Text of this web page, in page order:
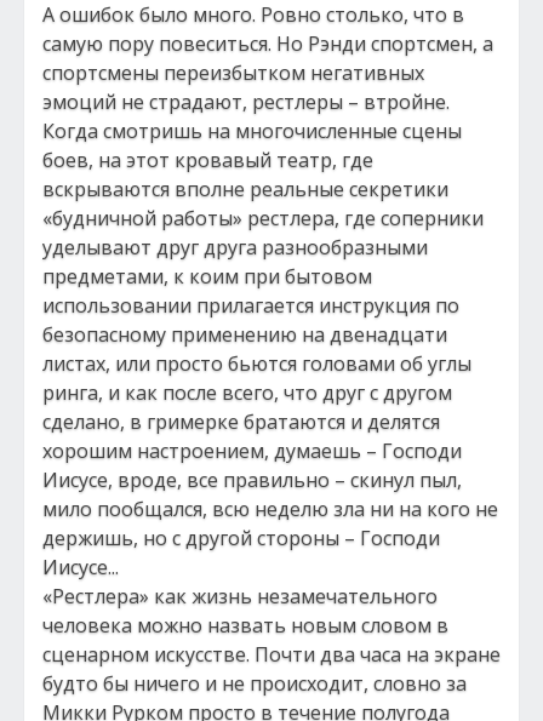
А ошибок было много. Ровно столько, что в
самую пору повеситься. Но Рэнди спортсмен, а
спортсмены переизбытком негативных
эмоций не страдают, рестлеры – втройне.
Когда смотришь на многочисленные сцены
боев, на этот кровавый театр, где
вскрываются вполне реальные секретики
«будничной работы» рестлера, где соперники
уделывают друг друга разнообразными
предметами, к коим при бытовом
использовании прилагается инструкция по
безопасному применению на двенадцати
листах, или просто бьются головами об углы
ринга, и как после всего, что друг с другом
сделано, в гримерке братаются и делятся
хорошим настроением, думаешь – Господи
Иисусе, вроде, все правильно – скинул пыл,
мило пообщался, всю неделю зла ни на кого не
держишь, но с другой стороны – Господи
Иисусе...
«Рестлера» как жизнь незамечательного
человека можно назвать новым словом в
сценарном искусстве. Почти два часа на экране
будто бы ничего и не происходит, словно за
Микки Рурком просто в течение полугода